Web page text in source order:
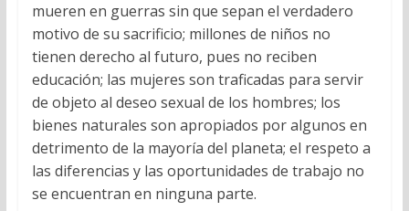
mueren en guerras sin que sepan el verdadero
motivo de su sacrificio; millones de niños no
tienen derecho al futuro, pues no reciben
educación; las mujeres son traficadas para servir
de objeto al deseo sexual de los hombres; los
bienes naturales son apropiados por algunos en
detrimento de la mayoría del planeta; el respeto a
las diferencias y las oportunidades de trabajo no
se encuentran en ninguna parte.